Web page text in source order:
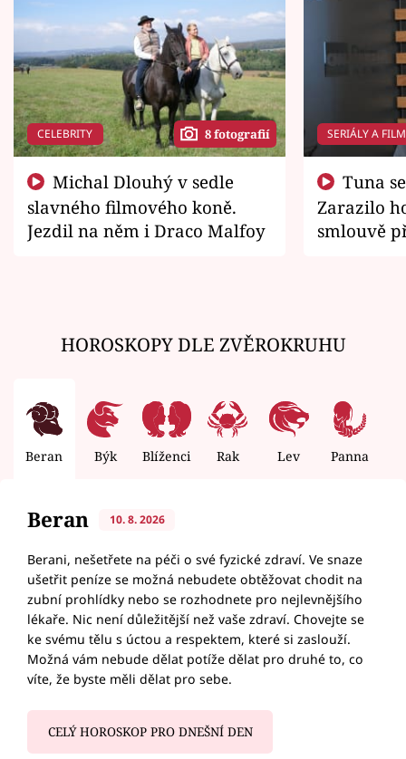
CELEBRITY 8 fotografií
slavného filmového koně.
Jezdil na něm i Draco Malfoy
SERIÁLY A
Zarazilo
smlouvě
HOROSKOPY DLE ZVĚROKRUHU
Beran Býk Blíženci Rak Lev Panna
Beran 10. 8. 2026
Berani, nešetřete na péči o své fyzické zdraví. Ve snaze
ušetřit peníze se možná nebudete obtěžovat chodit na
zubní prohlídky nebo se rozhodnete pro nejlevnějšího
lékaře. Nic není důležitější než vaše zdraví. Chovejte se
ke svému tělu s úctou a respektem, které si zaslouží.
Možná vám nebude dělat potíže dělat pro druhé to, co
víte, že byste měli dělat pro sebe.
CELÝ HOROSKOP PRO DNEŠNÍ DEN